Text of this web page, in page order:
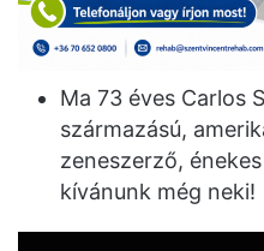
Ma 73 éves Carlos
származású,
zeneszerző,
kívánunk még neki!